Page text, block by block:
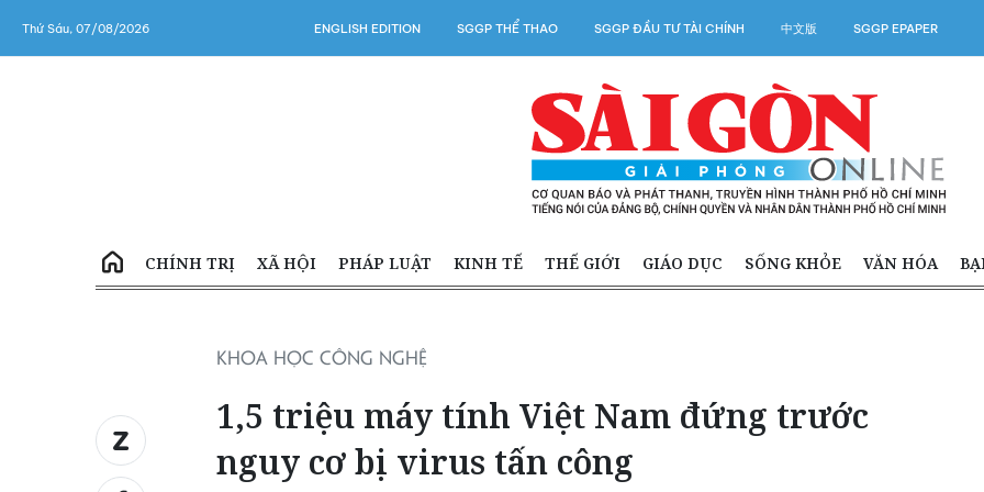
Thứ Sáu, 07/08/2026 ENGLISH EDITION SGGP THỂ THAO SGGP ĐẦU TƯ TÀI CHÍNH 中文版 SGGP EPAPER
CHÍNH TRỊ XÃ HỘI PHÁP LUẬT KINH TẾ THẾ GIỚI GIÁO DỤC SỐNG KHỎE VĂN HÓA
KHOA HỌC CÔNG NGHỆ
1,5 triệu máy tính Việt Nam đứng trước
nguy cơ bị virus tấn công